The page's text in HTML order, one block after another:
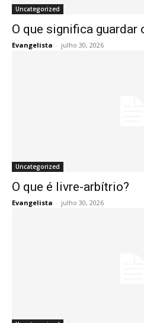
Uncategorized
O que significa guardar
Evangelista - julho 30, 2026
Uncategorized
O que é livre-arbítrio?
Evangelista - julho 30, 2026